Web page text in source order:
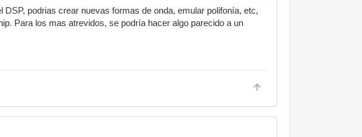
podrias crear nuevas formas de onda, emular polifonía, etc,
Para los mas atrevidos, se podría hacer algo parecido a un